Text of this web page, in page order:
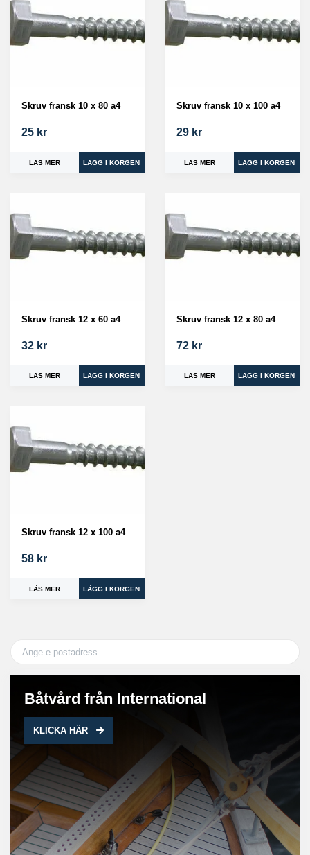
Båtvård från International
KLICKA HÄR
Skruv fransk 10 x 80 a4
25 kr
LÄS MER
Skruv fransk 10 x 100 a4
29 kr
LÄS MER
Skruv fransk 12 x 60 a4
32 kr
LÄS MER
Skruv fransk 12 x 80 a4
72 kr
LÄS MER
Skruv fransk 12 x 100 a4
58 kr
LÄS MER